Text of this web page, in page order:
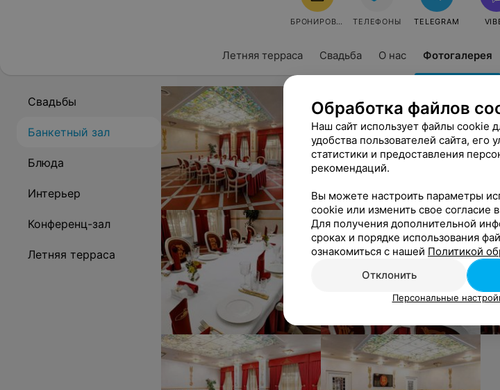
Летняя терраса Свадьба О нас Фотогалерея
БРОНИРОВАТЬ ТЕЛЕФОНЫ TELEGRAM
Свадьбы
Банкетный зал
Блюда
Интерьер
Конференц-зал
Летняя терраса
Обработка файлов
Наш сайт использует файлы cookie
удобства пользователей сайта, его
статистики и предоставления
рекомендаций.
Вы можете настроить параметры
cookie или изменить свое согласие
Для получения дополнительной
сроках и порядке использования
ознакомиться с нашей Политикой
Отклонить
Персональные